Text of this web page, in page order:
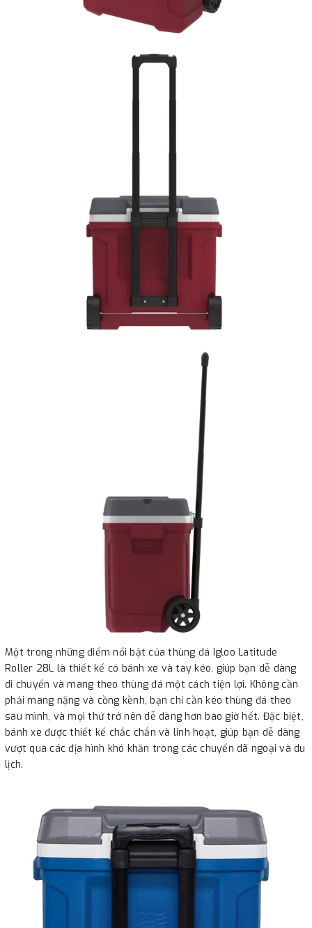
Một trong những điểm nổi bật của thùng đá Igloo Latitude
Roller 28L là thiết kế có bánh xe và tay kéo, giúp bạn dễ dàng
di chuyển và mang theo thùng đá một cách tiện lợi. Không cần
phải mang nặng và cồng kềnh, bạn chỉ cần kéo thùng đá theo
sau mình, và mọi thứ trở nên dễ dàng hơn bao giờ hết. Đặc biệt,
bánh xe được thiết kế chắc chắn và linh hoạt, giúp bạn dễ dàng
vượt qua các địa hình khó khăn trong các chuyến dã ngoại và du
lịch.